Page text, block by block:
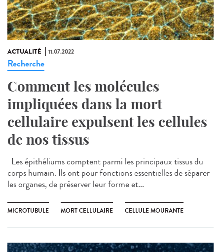
ACTUALITÉ 11.07.2022
Recherche
Comment les molécules
impliquées dans la mort
cellulaire expulsent les cellules
de nos tissus
Les épithéliums comptent parmi les principaux tissus du
corps humain. Ils ont pour fonctions essentielles de séparer
les organes, de préserver leur forme et...
MICROTUBULE MORT CELLULAIRE CELLULE MOURANTE